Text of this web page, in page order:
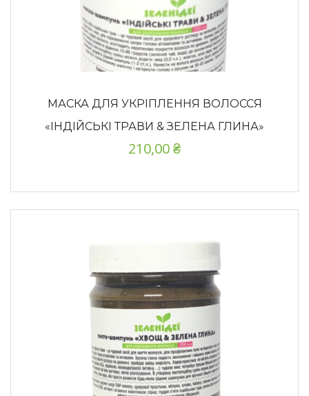
МАСКА ДЛЯ УКРІПЛЕННЯ ВОЛОССЯ
«ІНДІЙСЬКІ ТРАВИ & ЗЕЛЕНА ГЛИНА»
210,00₴